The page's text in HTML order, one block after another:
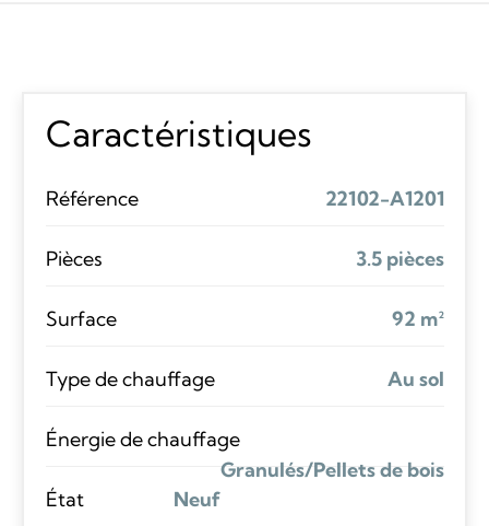
Caractéristiques
Référence 22102-A1201
Pièces 3.5 pièces
Surface 92 m²
Type de chauffage Au sol
Énergie de chauffage
Granulés/Pellets de bois
État
Neuf